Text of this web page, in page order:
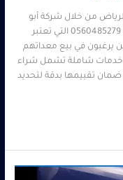
من خلال شركة أبو
العز لشراء معدات مطاعم مستعملة بالرياض 0560485279 التي تعتبر
يرغبون في بيع معداتهم
خدمات شاملة تشمل شراء
تقييمها بدقة لتحديد